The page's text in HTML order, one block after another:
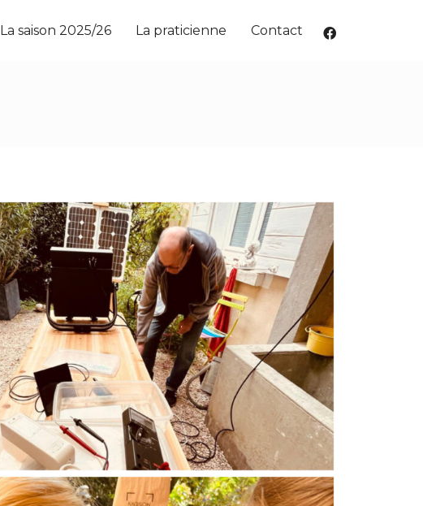
La saison 2025/26 La praticienne Contact